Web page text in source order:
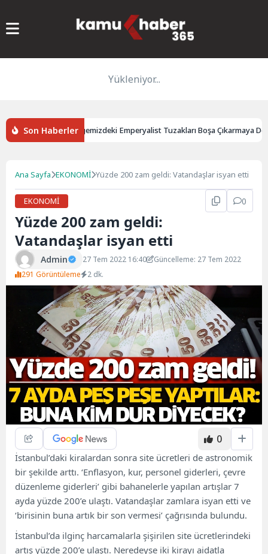
Yükleniyor...
Son Haberler
Yılmaz: Bölgemizdeki Emperyalist Tuzakları Boşa Çıkarmaya
Ana Sayfa EKONOMİ Yüzde 200 zam geldi: Vatandaşlar isyan etti
EKONOMİ 0
Yüzde 200 zam geldi:
Vatandaşlar isyan etti
Admin 27 Tem 2022 16:40
Güncelleme: 27 Tem 2022
291 Görüntüleme
2 dk.
0
İstanbul’daki kiralardan sonra site ücretleri de astronomik
bir şekilde arttı. ‘Enflasyon, kur, personel giderleri, çevre
düzenleme giderleri’ gibi bahanelerle yapılan artışlar 7
ayda yüzde 200’e ulaştı. Vatandaşlar zamlara isyan etti ve
‘birisinin buna artık bir son vermesi’ çağrısında bulundu.
İstanbul’da ilginç harcamalarla şişirilen site ücretlerindeki
artış yüzde 200’e ulaştı. Neredeyse iki kirayı aidatla